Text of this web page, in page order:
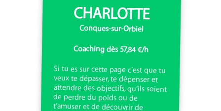
CHARLOTTE
Conques-sur-Orbiel
Coaching dès 57,84 €/h
Si tu es sur cette page c’est que tu
veux te dépasser, te dépenser et
attendre des objectifs, qu’ils soient
de perdre du poids ou de
t’amuser et de découvrir de
nouvelles pratiques. 💪🏻 Alors
pourquoi ne pas tenter
l’expérience ? À bientôt pour de